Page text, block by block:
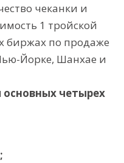
чеканки и
1 тройской
биржах по продаже
Йорке, Шанхае и
четырех